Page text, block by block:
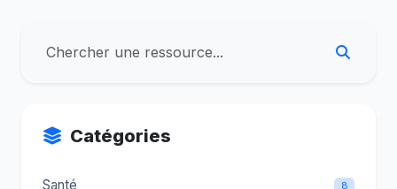
Catégories
Santé 8